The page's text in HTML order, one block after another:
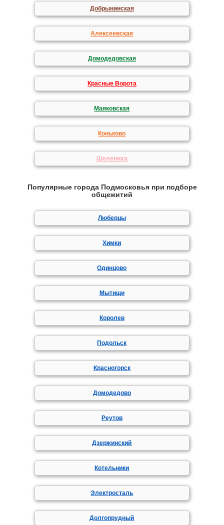
Добрынинская
Алексеевская
Домодедовская
Красные Ворота
Маяковская
Коньково
Шелепиха
Популярные города Подмосковья при подборе
общежитий
Люберцы
Химки
Одинцово
Мытищи
Королев
Подольск
Красногорск
Домодедово
Реутов
Дзержинский
Котельники
Электросталь
Долгопрудный